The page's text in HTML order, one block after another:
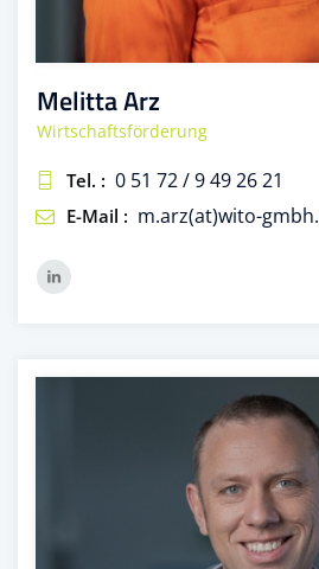
Melitta Arz
Wirtschaftsförderung
Tel. : 0 51 72 / 9 49 26 21
E-Mail : m.arz(at)wito-